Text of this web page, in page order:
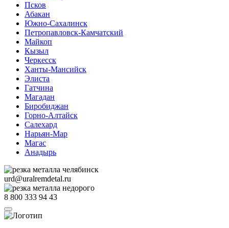
Псков
Абакан
Южно-Сахалинск
Петропавловск-Камчатский
Майкоп
Кызыл
Черкесск
Ханты-Мансийск
Элиста
Гатчина
Магадан
Биробиджан
Горно-Алтайск
Салехард
Нарьян-Мар
Магас
Анадырь
urd@uralremdetal.ru
8 800 333 94 43